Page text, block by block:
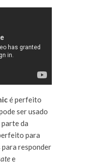
é perfeito
ser usado
parte da
para
para responder
e